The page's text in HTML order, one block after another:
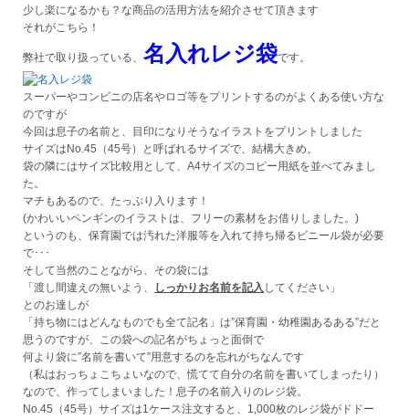
試着サンプル無料貸し出し
クイックオーダー
ログアウト
Myページ 見積書 お気に入り
少し楽になるかも？な商品の活用方法を紹介させて頂きます
それがこちら！
弊社で取り扱っている、 名入れレジ袋です。
スーパーやコンビニの店名やロゴ等をプリントするのがよくある使い方な
のですが
今回は息子の名前と、目印になりそうなイラストをプリントしました
サイズはNo.45（45号）と呼ばれるサイズで、結構大きめ。
袋の隣にはサイズ比較用として、A4サイズのコピー用紙を並べてみまし
た。
マチもあるので、たっぷり入ります！
(かわいいペンギンのイラストは、フリーの素材をお借りしました。)
というのも、保育園では汚れた洋服等を入れて持ち帰るビニール袋が必要
で･･･
そして当然のことながら、その袋には
「渡し間違えの無いよう、
しっかりお名前を記入 してください」
とのお達しが
「持ち物にはどんなものでも全て記名」は”保育園・幼稚園あるある”だと
思うのですが、この袋への記名がちょっと面倒で
何より袋に”名前を書いて”用意するのを忘れがちなんです
（私はおっちょこちょいなので、慌てて自分の名前を書いてしまったり）
なので、作ってしまいました！息子の名前入りのレジ袋。
No.45（45号）サイズは1ケース注文すると、1,000枚のレジ袋がドドー